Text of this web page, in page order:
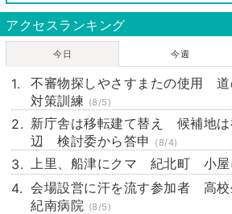
29
30 31 1
アクセスランキング
今日 今週
不審物探しやさすまたの使用 道
対策訓練 (8/5)
新庁舎は移転建て替え 候補地は
辺 検討委から答申
(8/4)
上里、船津にクマ 紀北町 小屋
会場設営に汗を流す参加者 高
紀南病院 (8/5)